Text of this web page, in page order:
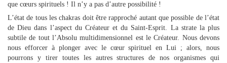
que cœurs spirituels ! Il n’y a pas d’autre possibilité !
L’état de tous les chakras doit être rapproché autant que possible de l’état
de Dieu dans l’aspect du Créateur et du Saint-Esprit. La strate la plus
subtile de tout l’Absolu multidimensionnel est le Créateur. Nous devons
nous efforcer à plonger avec le cœur spirituel en Lui ; alors, nous
pourrons y tirer toutes les autres structures de nos organismes qui